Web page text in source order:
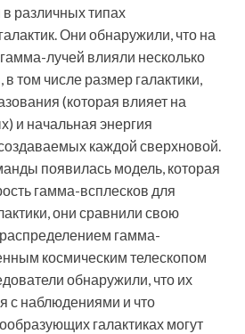
различных типах
Они обнаружили, что на
лучей влияли несколько
том числе размер галактики,
(которая влияет на
и начальная энергия
каждой сверхновой.
появилась модель, которая
гамма-всплесков для
они сравнили свою
гамма-
космическим телескопом
обнаружили, что их
с наблюдениями и что
галактиках могут